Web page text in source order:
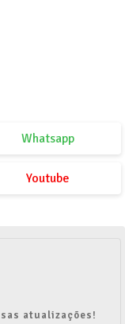
Whatsapp
Youtube
atualizações!